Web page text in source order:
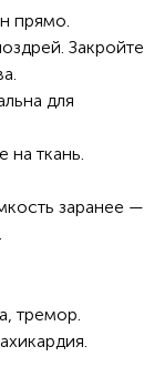
прямо.
Закройте
для
ткань.
заранее —
тремор.